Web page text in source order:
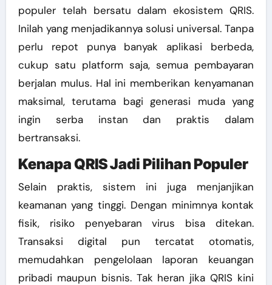
populer telah bersatu dalam ekosistem QRIS.
Inilah yang menjadikannya solusi universal. Tanpa
perlu repot punya banyak aplikasi berbeda,
cukup satu platform saja, semua pembayaran
berjalan mulus. Hal ini memberikan kenyamanan
maksimal, terutama bagi generasi muda yang
ingin serba instan dan praktis dalam
bertransaksi.
Kenapa QRIS Jadi Pilihan Populer
Selain praktis, sistem ini juga menjanjikan
keamanan yang tinggi. Dengan minimnya kontak
fisik, risiko penyebaran virus bisa ditekan.
Transaksi digital pun tercatat otomatis,
memudahkan pengelolaan laporan keuangan
pribadi maupun bisnis. Tak heran jika QRIS kini